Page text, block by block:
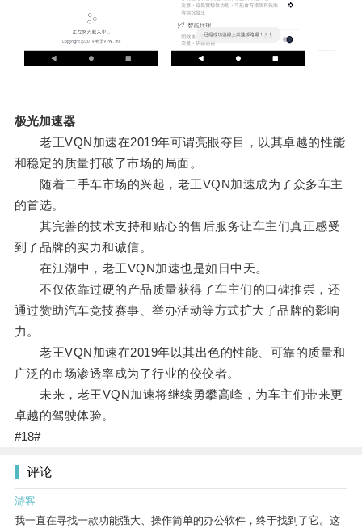
极光加速器
老王VQN加速在2019年可谓亮眼夺目，以其卓越的性能
和稳定的质量打破了市场的局面。
随着二手车市场的兴起，老王VQN加速成为了众多车主
的首选。
其完善的技术支持和贴心的售后服务让车主们真正感受
到了品牌的实力和诚信。
在江湖中，老王VQN加速也是如日中天。
不仅依靠过硬的产品质量获得了车主们的口碑推崇，还
通过赞助汽车竞技赛事、举办活动等方式扩大了品牌的影响
力。
老王VQN加速在2019年以其出色的性能、可靠的质量和
广泛的市场渗透率成为了行业的佼佼者。
未来，老王VQN加速将继续勇攀高峰，为车主们带来更
卓越的驾驶体验。
#18#
评论
游客
我一直在寻找一款功能强大、操作简单的办公软件，终于找到了它。这